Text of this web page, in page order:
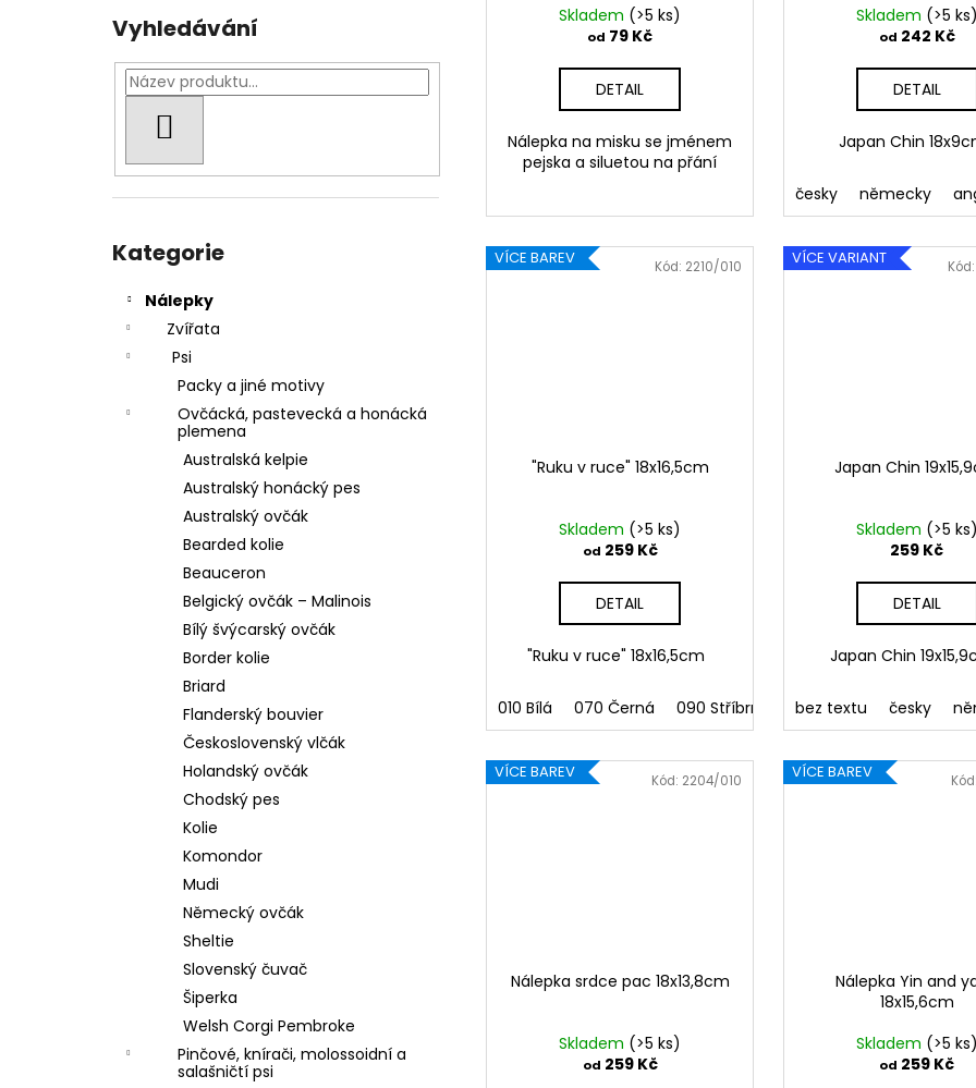
Vyhledávání
kategorie
Kategorie
Nálepky
Zvířata
Psi
Packy a jiné motivy
Ovčácká, pastevecká a honácká
plemena
Australská kelpie
Australský honácký pes
Australský ovčák
Bearded kolie
Beauceron
Belgický ovčák – Malinois
Bílý švýcarský ovčák
Border kolie
Briard
Flanderský bouvier
Československý vlčák
Holandský ovčák
Chodský pes
Kolie
Komondor
Mudi
Německý ovčák
Sheltie
Slovenský čuvač
Šiperka
Welsh Corgi Pembroke
Pinčové, knírači, molossoidní a
salašničtí psi
Skladem (>5 ks)
od 79 Kč
DETAIL
Nálepka na misku se jménem
pejska a siluetou na přání
Skladem (>5 ks)
od 242 Kč
DETAIL
Japan Chin
česky německy
VÍCE BAREV
"Ruku v ruce" 18x16,5cm
Skladem (>5 ks)
od 259 Kč
DETAIL
"Ruku v ruce" 18x16,5cm
010 Bílá 070 Černá 090 Stříbrná 091 Zlatá 032
Kód: 2210/010 VÍCE VARIANT
Japan Chin
Skladem (>5 ks)
259 Kč
DETAIL
Japan Chin
bez textu česky
Kód:
VÍCE BAREV
Nálepka srdce pac 18x13,8cm
Skladem (>5 ks)
od 259 Kč
Kód: 2204/010 VÍCE BAREV
Nálepka Yin and
18x15,6cm
Skladem (>5 ks)
od 259 Kč
Kód: